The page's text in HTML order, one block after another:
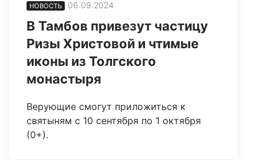
НОВОСТЬ 06.09.2024
В Тамбов привезут частицу
Ризы Христовой и чтимые
иконы из Толгского
монастыря
Верующие смогут приложиться к
святыням с 10 сентября по 1 октября
(0+).